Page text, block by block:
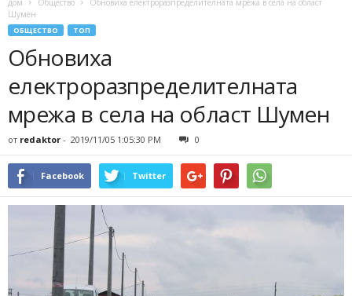
дом Общество
Обновиха електроразпределителната мрежа в села на област
Шумен
ОБЩЕСТВО ТОП
Обновиха
електроразпределителната
мрежа в села на област Шумен
от redaktor - 2019/11/05 1:05:30 PM 0
Facebook Twitter